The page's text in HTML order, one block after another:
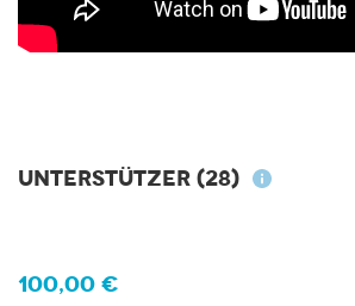
Unterstützer (28)
100,00 €